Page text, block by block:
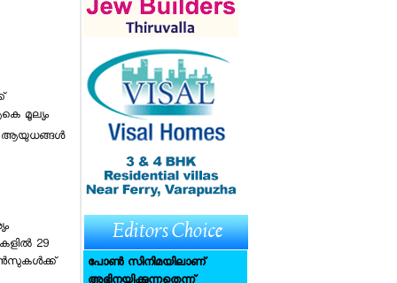
മൂല്യം
ആയുധങ്ങള്‍
29
വിസ്മയയുടെ ആദ്യ സിനിമ
ലക്ഷത്തിന്റെ വാച്ച് സമ്മാനിച്ച്
മോഹന്‍ലാലിന്റെ ഭാര്യ
പോണ്‍ സിനിമയിലാണ്
അഭിനയിക്കുന്നതെന്ന്
അറിഞ്ഞപ്പോള്‍ അത്